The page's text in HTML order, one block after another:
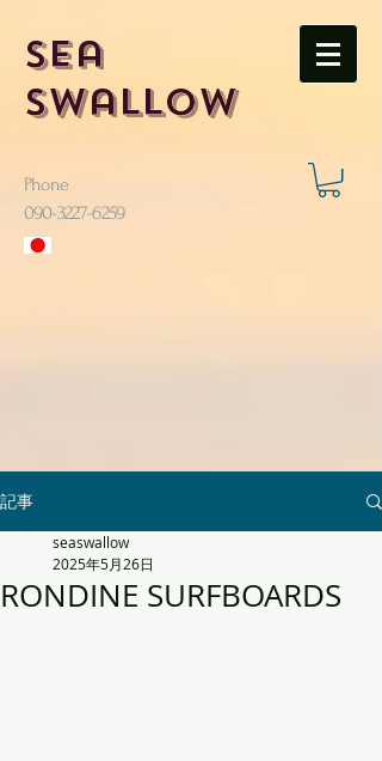
Sea
Swallow
Phone
​090-3227-6259
記事
RONDINE SURFBOARDS
seaswallow
2025年5月26日